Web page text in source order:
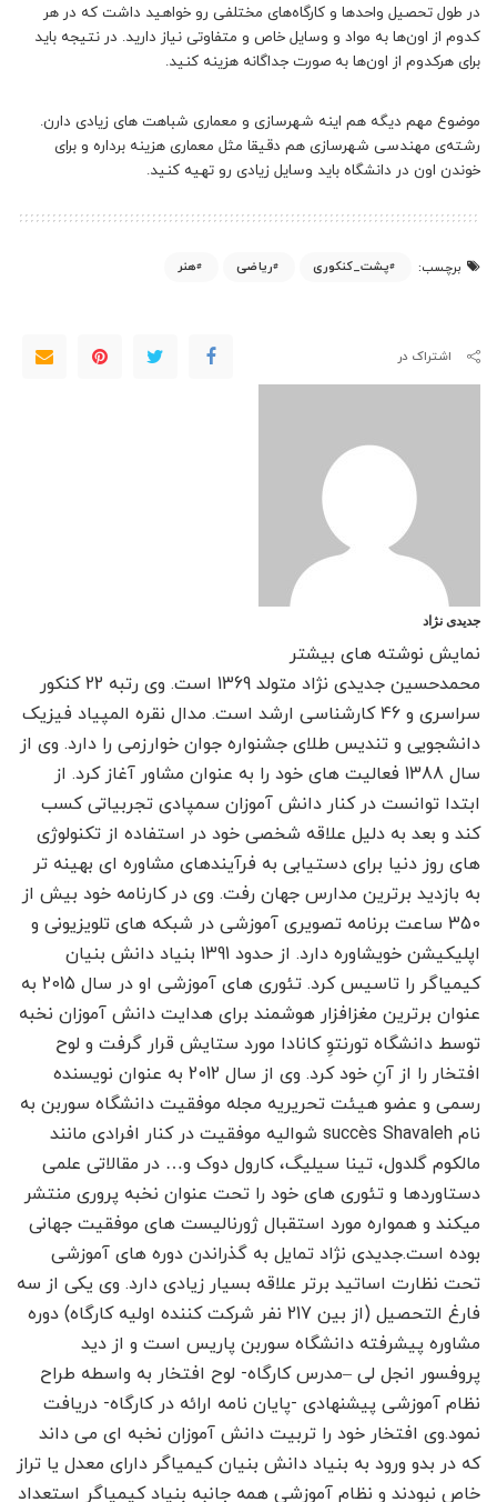
در طول تحصیل واحدها و کارگاه‌های مختلفی رو خواهید داشت که در هر
کدوم از اون‌ها به مواد و وسایل خاص و متفاوتی نیاز دارید. در نتیجه باید
برای هرکدوم از اون‌ها به صورت جداگانه هزینه کنید.
موضوع مهم دیگه هم اینه شهرسازی و معماری شباهت های زیادی دارن.
رشته‌ی مهندسی شهرسازی هم دقیقا مثل معماری هزینه برداره و برای
خوندن اون در دانشگاه باید وسایل زیادی رو تهیه کنید.
برچسب: پشت_کنکوری ریاضی هنر
اشتراک در
جدیدی نژاد
نمایش نوشته های بیشتر
محمدحسین جدیدی نژاد متولد 1369 است. وی رتبه 22 کنکور
سراسری و 46 کارشناسی ارشد است. مدال نقره المپیاد فیزیک
دانشجویی و تندیس طلای جشنواره جوان خوارزمی را دارد. وی از
سال 1388 فعالیت های خود را به عنوان مشاور آغاز کرد. از
ابتدا توانست در کنار دانش آموزان سمپادی تجربیاتی کسب
کند و بعد به دلیل علاقه شخصی خود در استفاده از تکنولوژی
های روز دنیا برای دستیابی به فرآیندهای مشاوره ای بهینه تر
به بازدید برترین مدارس جهان رفت. وی در کارنامه خود بیش از
350 ساعت برنامه تصویری آموزشی در شبکه های تلویزیونی و
اپلیکیشن خویشاوره دارد. از حدود 1391 بنیاد دانش بنیان
کیمیاگر را تاسیس کرد. تئوری های آموزشی او در سال 2015 به
عنوان برترین مغزافزار هوشمند برای هدایت دانش آموزان نخبه
توسط دانشگاه تورنتوِ کانادا مورد ستایش قرار گرفت و لوح
افتخار را از آنِ خود کرد. وی از سال 2012 به عنوان نویسنده
رسمی و عضو هیئت تحریریه مجله موفقیت دانشگاه سوربن به
نام succès Shavaleh شوالیه موفقیت در کنار افرادی مانند
مالکوم گلدول، تینا سیلیگ، کارول دوک و… در مقالاتی علمی
دستاوردها و تئوری های خود را تحت عنوان نخبه پروری منتشر
میکند و همواره مورد استقبال ژورنالیست های موفقیت جهانی
بوده است.جدیدی نژاد تمایل به گذراندن دوره های آموزشی
تحت نظارت اساتید برتر علاقه بسیار زیادی دارد. وی یکی از سه
فارغ التحصیل (از بین 217 نفر شرکت کننده اولیه کارگاه) دوره
مشاوره پیشرفته دانشگاه سوربن پاریس است و از دید
پروفسور انجل لی –مدرس کارگاه- لوح افتخار به واسطه طراح
نظام آموزشی پیشنهادی -پایان نامه ارائه در کارگاه- دریافت
نمود.وی افتخار خود را تربیت دانش آموزان نخبه ای می داند
که در بدو ورود به بنیاد دانش بنیان کیمیاگر دارای معدل یا تراز
خاص نبودند و نظام آموزشی همه جانبه بنیاد کیمیاگر استعداد